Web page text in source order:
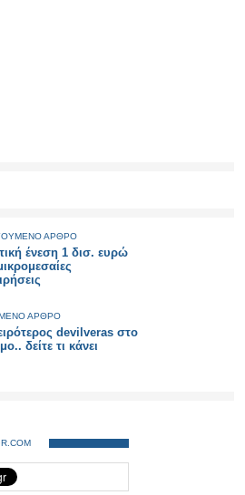
ΑΡΘΡΟ
ένεση 1 δισ. ευρώ
ΑΡΘΡΟ
devilveras στο
δείτε τι κάνει